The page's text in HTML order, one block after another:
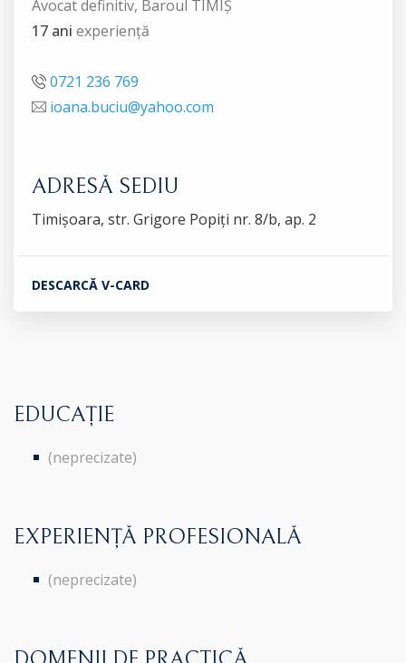
Avocat definitiv, Baroul TIMIȘ
17 ani experiență
0721 236 769
ioana.buciu@yahoo.com
ADRESĂ SEDIU
Timișoara, str. Grigore Popiți nr. 8/b, ap. 2
DESCARCĂ V-CARD
EDUCAȚIE
(neprecizate)
EXPERIENȚĂ PROFESIONALĂ
(neprecizate)